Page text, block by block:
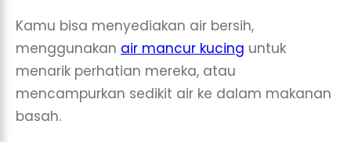
Kamu bisa menyediakan air bersih,
menggunakan air mancur kucing untuk
menarik perhatian mereka, atau
mencampurkan sedikit air ke dalam makanan
basah.